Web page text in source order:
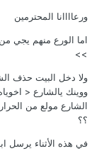
ورعاااانا المحترمين
اما الورع منهم يجي
>>
ولا دخل البيت حذف
ووينك يالشارع <
الشارع مولع من
؟؟
في هذه الأثناء يرسل